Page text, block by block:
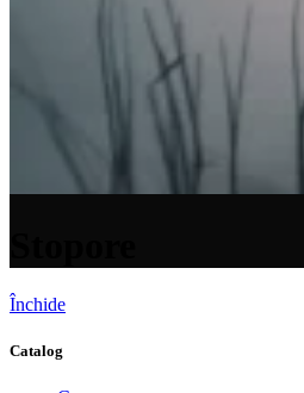
Închide
Catalog